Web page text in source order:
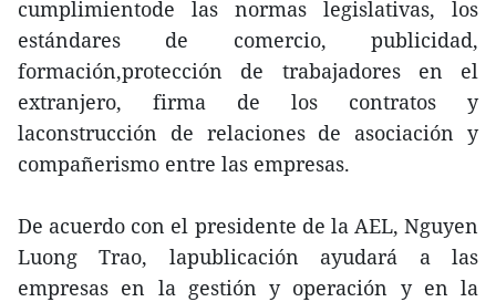
cumplimientode las normas legislativas, los
estándares de comercio, publicidad,
formación,protección de trabajadores en el
extranjero, firma de los contratos y
laconstrucción de relaciones de asociación y
compañerismo entre las empresas.
De acuerdo con el presidente de la AEL, Nguyen
Luong Trao, lapublicación ayudará a las
empresas en la gestión y operación y en la